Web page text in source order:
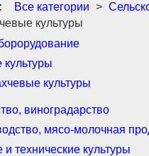
Все категории >
культуры
культуры
виноградарство
мясо-молочная
технические культуры